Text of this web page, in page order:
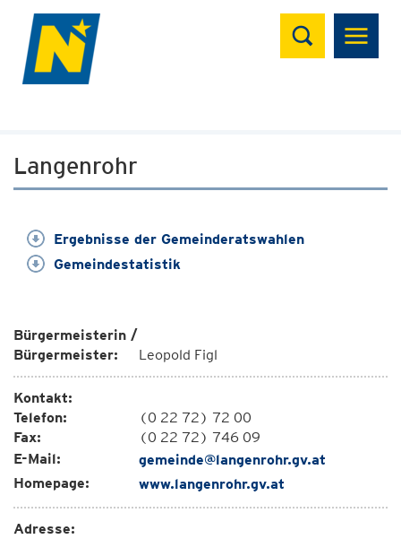
Suchen
Langenrohr
Ergebnisse der Gemeinderatswahlen
Gemeindestatistik
Bürgermeisterin /
Bürgermeister:
Leopold Figl
Kontakt:
Telefon:
(0 22 72) 72 00
Fax:
(0 22 72) 746 09
E-Mail:
gemeinde@langenrohr.gv.at
Homepage:
www.langenrohr.gv.at
Adresse: